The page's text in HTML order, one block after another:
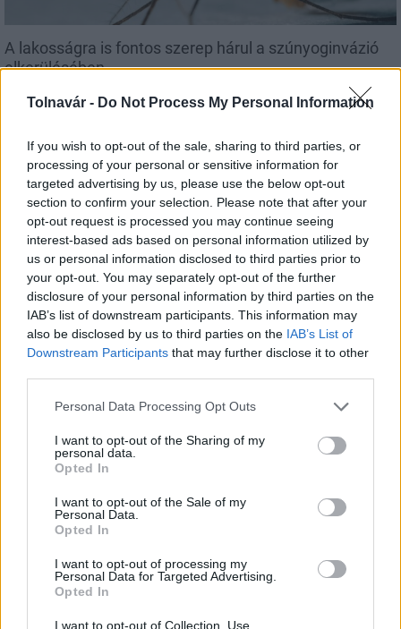
Tolnavár - Do Not Process My Personal Information
If you wish to opt-out of the sale, sharing to third parties, or
processing of your personal or sensitive information for
targeted advertising by us, please use the below opt-out
section to confirm your selection. Please note that after your
opt-out request is processed you may continue seeing
interest-based ads based on personal information utilized by
us or personal information disclosed to third parties prior to
your opt-out. You may separately opt-out of the further
disclosure of your personal information by third parties on the
IAB’s list of downstream participants. This information may
also be disclosed by us to third parties on the IAB’s List of
Downstream Participants that may further disclose it to other
Please note that this website/app uses one or more Google
not limited to your visit or usage behaviour. You may click to
grant or deny consent to Google and its third-party tags to
use your data for below specified purposes in below Google
consent section.
Personal Data Processing Opt Outs
I want to opt-out of the Sharing of my
personal data.
Opted In
I want to opt-out of the Sale of my
Personal Data.
Opted In
I want to opt-out of processing my
Personal Data for Targeted Advertising.
Opted In
I want to opt-out of Collection, Use,
A lakosságra is fontos szerep hárul a szúnyoginvázió
elkerülésében
Országos hírek
Itt az ÉVOSZ megoldása a hőhullámok és az
energiakrízis kezelésére
MAGYAR ÉPÍTŐK